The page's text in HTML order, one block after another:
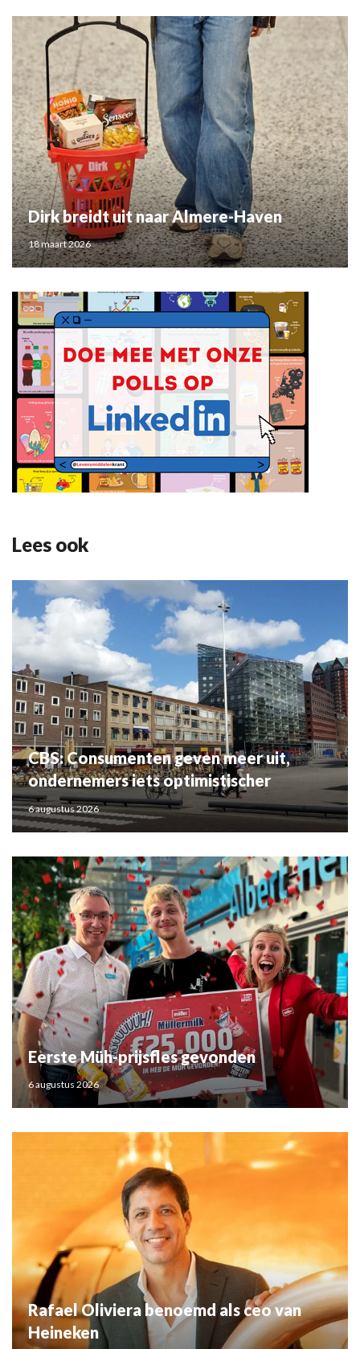
Dirk breidt uit naar Almere-Haven
18 maart 2026
Lees ook
CBS: Consumenten geven meer uit,
ondernemers iets optimistischer
6 augustus 2026
Eerste Müh-prijsfles gevonden
6 augustus 2026
Rafael Oliviera benoemd als ceo van
Heineken